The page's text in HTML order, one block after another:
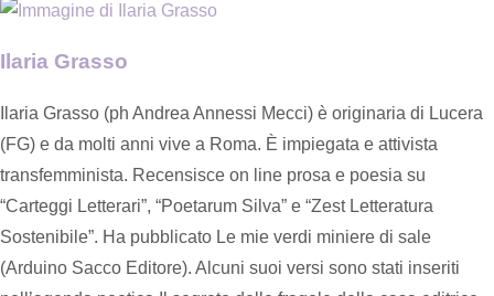
Ilaria Grasso
Ilaria Grasso (ph Andrea Annessi Mecci) è originaria di Lucera
(FG) e da molti anni vive a Roma. È impiegata e attivista
transfemminista. Recensisce on line prosa e poesia su
“Carteggi Letterari”, “Poetarum Silva” e “Zest Letteratura
Sostenibile”. Ha pubblicato Le mie verdi miniere di sale
(Arduino Sacco Editore). Alcuni suoi versi sono stati inseriti